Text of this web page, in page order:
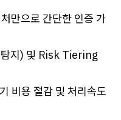
만으로 간단한 인증 가
지) 및 Risk Tiering
비용 절감 및 처리속도